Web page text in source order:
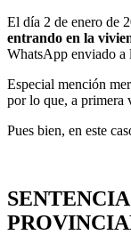
El día 2 de enero de
entrando en la
WhatsApp enviado a
Especial mención
por lo que, a primera
Pues bien, en este